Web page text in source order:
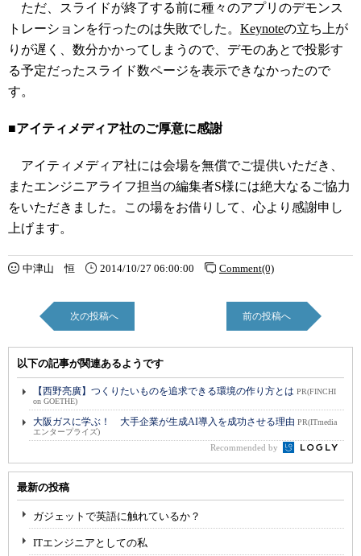
ただ、スライドが終了する前に種々のアプリのデモンス
トレーションを行ったのは失敗でした。 Keynoteの立ち上が
りが遅く、数分かかってしまうので、デモのあとで投影す
る予定だったスライド数ページを表示できなかったので
す。
■アイティメディア社のご厚意に感謝
アイティメディア社には会場を無償でご提供いただき、
またエンジニアライフ担当の編集者S様には絶大なるご協力
をいただきました。この場をお借りして、心より感謝申し
上げます。
中津山 恒 2014/10/27 06:00:00 Comment(0)
次の投稿へ 前の投稿へ
以下の記事が関連あるようです
【西野亮廣】つくりたいものを追求できる環境の作り方とは PR(FINCHI
on GOETHE)
大阪ガスに学ぶ！ 大手企業が生成AI導入を成功させる理由 PR(ITmedia
エンタープライズ)
Recommended by
最新の投稿
ガジェットで英語に触れているか？
ITエンジニアとしての私